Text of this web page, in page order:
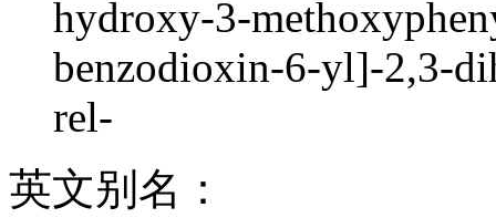
hydroxy-3-
benzodioxin-6-yl]-2,3-
rel-
英文别名：